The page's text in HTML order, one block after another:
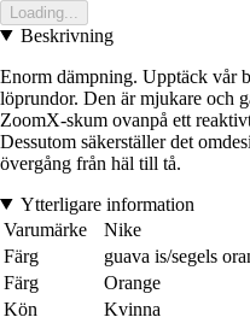
Loading...
Beskrivning
Enorm dämpning. Upptäck vår
löprundor. Den är mjukare och
ZoomX-skum ovanpå ett
Dessutom säkerställer det
övergång från häl till tå.
Ytterligare information
Varumärke
Nike
Färg
guava is/segels
Färg
Orange
Kön
Kvinna